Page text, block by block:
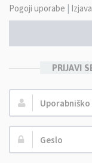
Pogoji uporabe |
PRIJAVI
Uporabniško
ime:
Geslo: